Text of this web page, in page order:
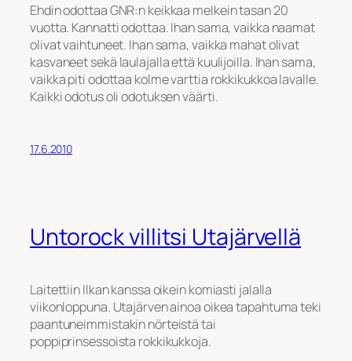
Ehdin odottaa GNR:n keikkaa melkein tasan 20
vuotta. Kannatti odottaa. Ihan sama, vaikka naamat
olivat vaihtuneet. Ihan sama, vaikka mahat olivat
kasvaneet sekä laulajalla että kuulijoilla. Ihan sama,
vaikka piti odottaa kolme varttia rokkikukkoa lavalle.
Kaikki odotus oli odotuksen väärti.
17.6.2010
Untorock villitsi Utajärvellä
Laitettiin Ilkan kanssa oikein komiasti jalalla
viikonloppuna. Utajärven ainoa oikea tapahtuma teki
paantuneimmistakin nörteistä tai
poppiprinsessoista rokkikukkoja.